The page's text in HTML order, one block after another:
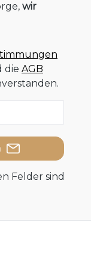
wir
die AGB
Felder sind